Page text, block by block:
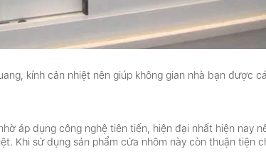
kính cản nhiệt nên giúp không gian nhà bạn được
áp dụng công nghệ tiên tiến, hiện đại nhất hiện nay
Khi sử dụng sản phẩm cửa nhôm này còn thuận tiện